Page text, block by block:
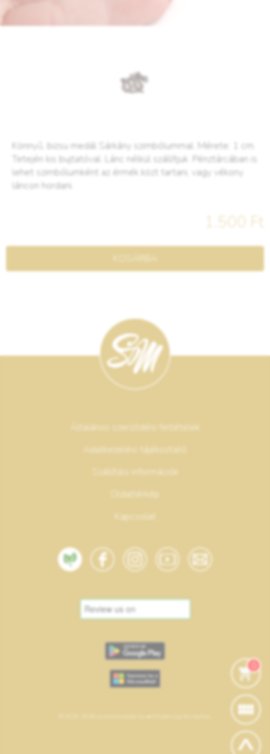
Könnyű, bizsu medál Sárkány szimbólummal. Mérete: 1 cm.
Tetején kis bujtatóval. Lánc nélkül szállítjuk. Pénztárcában is
lehet szimbólumként az érmék közt tartani, vagy vékony
láncon hordani.
1.500 Ft
Általános szerződési feltételek
Adatkezelési tájékoztató
Szállítási információk
Oldaltérkép
Kapcsolat
© 2020-2026 suzannamester.hu • Minden jog fenntartva.